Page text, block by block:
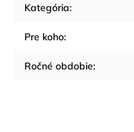
Kategória:
Pre koho:
Ročné obdobie: